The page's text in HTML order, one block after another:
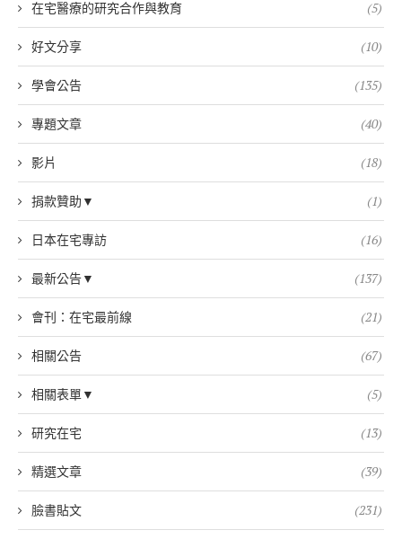
在宅醫療的研究合作與教育 (5)
好文分享 (10)
學會公告 (135)
專題文章 (40)
影片 (18)
捐款贊助▼ (1)
日本在宅專訪 (16)
最新公告▼ (137)
會刊：在宅最前線 (21)
相關公告 (67)
相關表單▼ (5)
研究在宅 (13)
精選文章 (39)
臉書貼文 (231)